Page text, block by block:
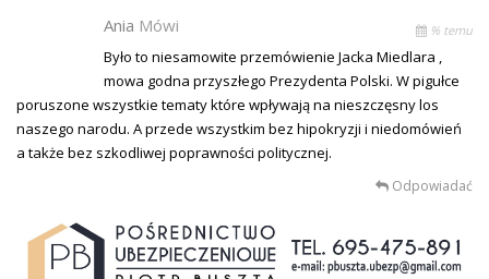
Ania Mówi % temu
Było to niesamowite przemówienie Jacka Miedlara ,
mowa godna przyszłego Prezydenta Polski. W pigułce
poruszone wszystkie tematy które wpływają na nieszczęsny los
naszego narodu. A przede wszystkim bez hipokryzji i niedomówień
a także bez szkodliwej poprawności politycznej.
Odpowiadać